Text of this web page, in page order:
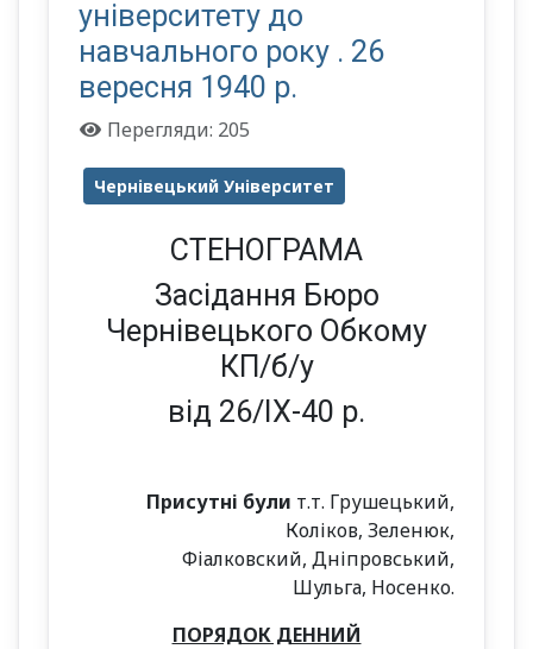
університету до
навчального року . 26
вересня 1940 р.
Перегляди: 205
Чернівецький Університет
СТЕНОГРАМА
Засідання Бюро
Чернівецького Обкому
КП/б/у
від 26/ІХ-40 р.
Присутні були т.т. Грушецький,
Коліков, Зеленюк,
Фіалковский, Дніпровський,
Шульга, Носенко.
ПОРЯДОК ДЕННИЙ